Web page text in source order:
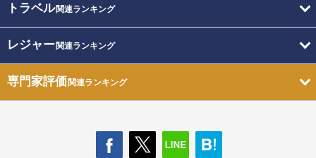
トラベル関連ランキング
レジャー関連ランキング
専門家評価関連ランキング